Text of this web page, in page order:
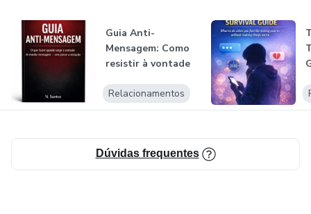
Guia Anti-
Mensagem: Como
resistir à vontade
mensag...
Relacionamentos
Dúvidas frequentes